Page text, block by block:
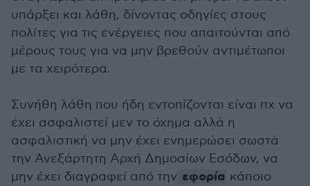
υπάρξει και λάθη, δίνοντας οδηγίες στους
πολίτες για τις ενέργειες που απαιτούνται από
μέρους τους για να μην βρεθούν αντιμέτωποι
με τα χειρότερα.
Συνήθη λάθη που ήδη εντοπίζονται είναι πχ να
έχει ασφαλιστεί μεν το όχημα αλλά η
ασφαλιστική να μην έχει ενημερώσει σωστά
την Ανεξάρτητη Αρχή Δημοσίων Εσόδων, να
μην έχει διαγραφεί από την εφορία κάποιο